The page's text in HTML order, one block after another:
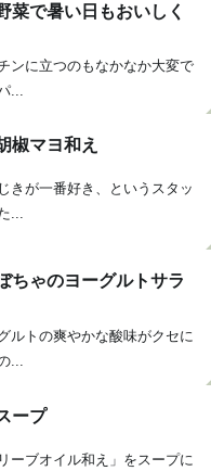
菜で暑い日もおいしく
ンに立つのもなかなか大変で
...
椒マヨ和え
きが一番好き、というスタッ
...
ちゃのヨーグルトサラ
ルトの爽やかな酸味がクセに
...
ープ
ーブオイル和え」をスープに